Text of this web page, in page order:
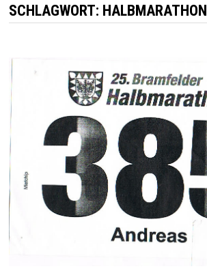
SCHLAGWORT: HALBMARATHON